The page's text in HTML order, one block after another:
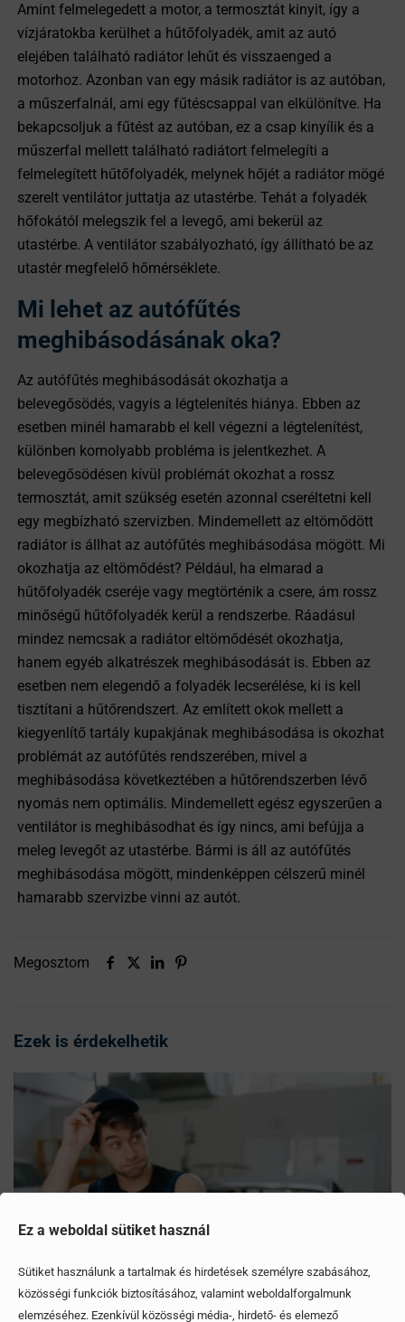
Ez a weboldal sütiket használ
Sütiket használunk a tartalmak és hirdetések személyre szabásához,
közösségi funkciók biztosításához, valamint weboldalforgalmunk
elemzéséhez. Ezenkívül közösségi média-, hirdető- és elemező
Amint felmelegedett a motor, a termosztát kinyit, így a
vízjáratokba kerülhet a hűtőfolyadék, amit az autó
elejében található radiátor lehűt és visszaenged a
motorhoz. Azonban van egy másik radiátor is az autóban,
a műszerfalnál, ami egy fűtéscsappal van elkülönítve. Ha
bekapcsoljuk a fűtést az autóban, ez a csap kinyílik és a
műszerfal mellett található radiátort felmelegíti a
felmelegített hűtőfolyadék, melynek hőjét a radiátor mögé
szerelt ventilátor juttatja az utastérbe. Tehát a folyadék
hőfokától melegszik fel a levegő, ami bekerül az
utastérbe. A ventilátor szabályozható, így állítható be az
utastér megfelelő hőmérséklete.
Mi lehet az autófűtés
meghibásodásának oka?
Az autófűtés meghibásodását okozhatja a
belevegősödés, vagyis a légtelenítés hiánya. Ebben az
esetben minél hamarabb el kell végezni a légtelenítést,
különben komolyabb probléma is jelentkezhet. A
belevegősödésen kívül problémát okozhat a rossz
termosztát, amit szükség esetén azonnal cseréltetni kell
egy megbízható szervizben. Mindemellett az eltömődött
radiátor is állhat az autófűtés meghibásodása mögött. Mi
okozhatja az eltömődést? Például, ha elmarad a
hűtőfolyadék cseréje vagy megtörténik a csere, ám rossz
minőségű hűtőfolyadék kerül a rendszerbe. Ráadásul
mindez nemcsak a radiátor eltömődését okozhatja,
hanem egyéb alkatrészek meghibásodását is. Ebben az
esetben nem elegendő a folyadék lecserélése, ki is kell
tisztítani a hűtőrendszert. Az említett okok mellett a
kiegyenlítő tartály kupakjának meghibásodása is okozhat
problémát az autófűtés rendszerében, mivel a
meghibásodása következtében a hűtőrendszerben lévő
nyomás nem optimális. Mindemellett egész egyszerűen a
ventilátor is meghibásodhat és így nincs, ami befújja a
meleg levegőt az utastérbe. Bármi is áll az autófűtés
meghibásodása mögött, mindenképpen célszerű minél
hamarabb szervizbe vinni az autót.
Megosztom
Ezek is érdekelhetik